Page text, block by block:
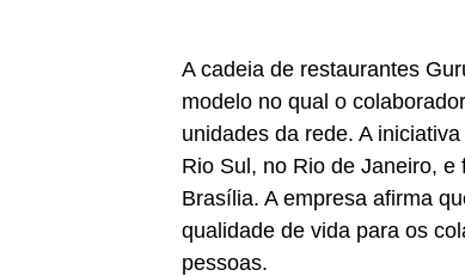
A cadeia de restaurantes
modelo no qual o
unidades da rede. A
Rio Sul, no Rio de Janeiro,
Brasília. A empresa afirma
qualidade de vida para os
pessoas.